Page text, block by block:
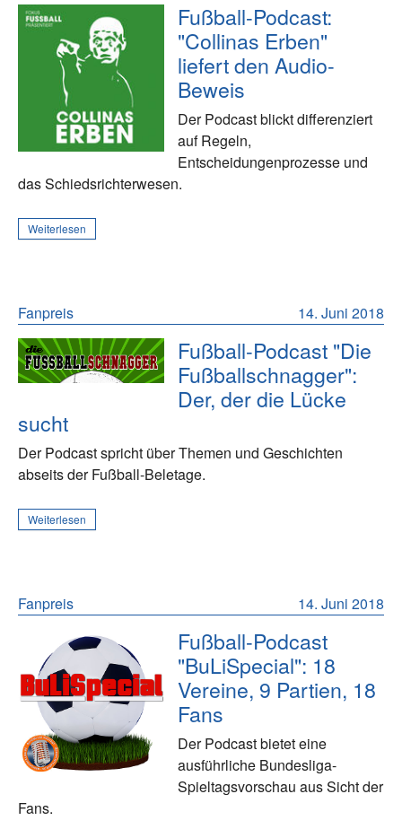
Fußball-Podcast:
"Collinas Erben"
liefert den Audio-
Beweis
Der Podcast blickt differenziert
auf Regeln,
Entscheidungenprozesse und
das Schiedsrichterwesen.
Weiterlesen
14. Juni 2018
Fanpreis
Fußball-Podcast "Die
Fußballschnagger":
Der, der die Lücke
sucht
Der Podcast spricht über Themen und Geschichten
abseits der Fußball-Beletage.
Weiterlesen
14. Juni 2018
Fanpreis
Fußball-Podcast
"BuLiSpecial": 18
Vereine, 9 Partien, 18
Fans
Der Podcast bietet eine
ausführliche Bundesliga-
Spieltagsvorschau aus Sicht der
Fans.